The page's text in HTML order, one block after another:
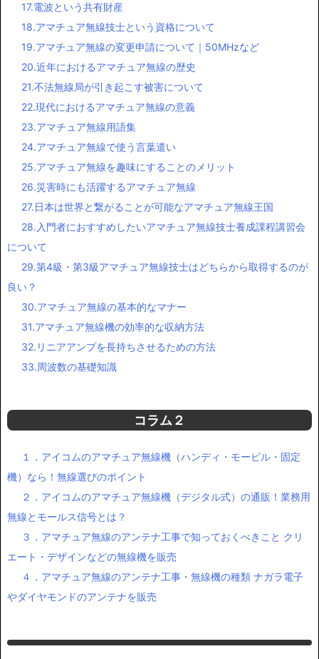
17.電波という共有財産
18.アマチュア無線技士という資格について
19.アマチュア無線の変更申請について｜50MHzなど
20.近年におけるアマチュア無線の歴史
21.不法無線局が引き起こす被害について
22.現代におけるアマチュア無線の意義
23.アマチュア無線用語集
24.アマチュア無線で使う言葉遣い
25.アマチュア無線を趣味にすることのメリット
26.災害時にも活躍するアマチュア無線
27.日本は世界と繋がることが可能なアマチュア無線王国
28.入門者におすすめしたいアマチュア無線技士養成課程講習会
について
29.第4級・第3級アマチュア無線技士はどちらから取得するのが
良い？
30.アマチュア無線の基本的なマナー
31.アマチュア無線機の効率的な収納方法
32.リニアアンプを長持ちさせるための方法
33.周波数の基礎知識
コラム２
１．アイコムのアマチュア無線機（ハンディ・モービル・固定
機）なら！無線選びのポイント
２．アイコムのアマチュア無線機（デジタル式）の通販！業務用
無線とモールス信号とは？
３．アマチュア無線のアンテナ工事で知っておくべきこと クリ
エート・デザインなどの無線機を販売
４．アマチュア無線のアンテナ工事・無線機の種類 ナガラ電子
やダイヤモンドのアンテナを販売